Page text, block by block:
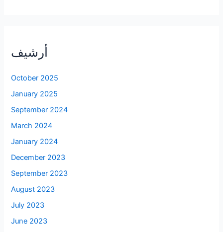
أرشيف
October 2025
January 2025
September 2024
March 2024
January 2024
December 2023
September 2023
August 2023
July 2023
June 2023